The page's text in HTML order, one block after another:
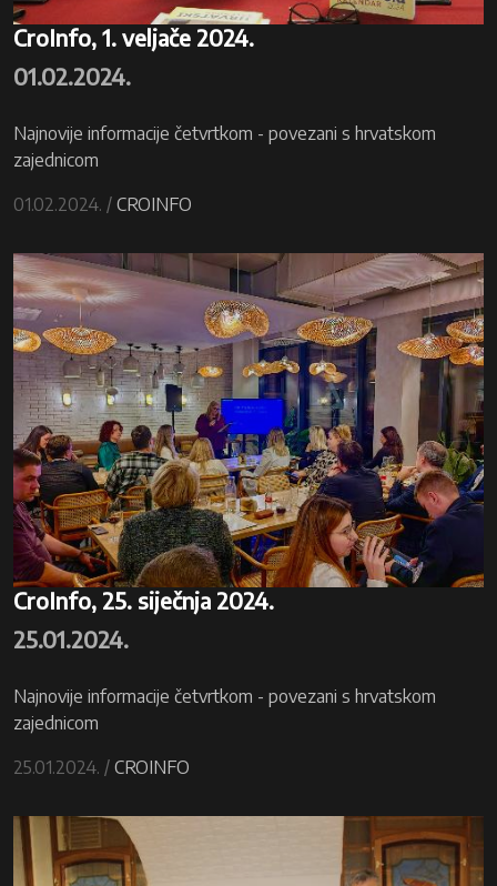
CroInfo, 1. veljače 2024.
01.02.2024.
Najnovije informacije četvrtkom - povezani s hrvatskom
zajednicom
01.02.2024. / CROINFO
CroInfo, 25. siječnja 2024.
25.01.2024.
Najnovije informacije četvrtkom - povezani s hrvatskom
zajednicom
25.01.2024. / CROINFO